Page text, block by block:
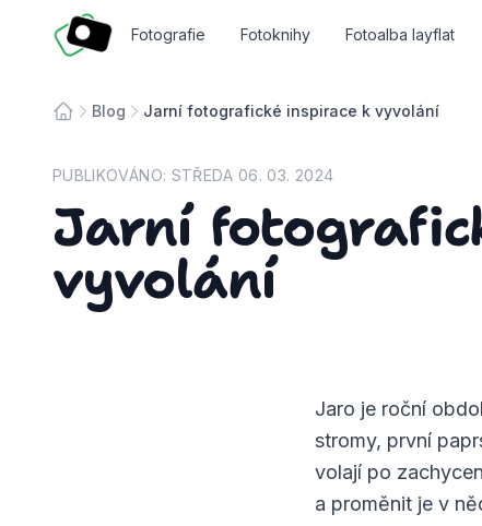
Fotosmart
Fotografie Fotoknihy Fotoalba layflat
Blog Jarní fotografické inspirace k vyvolání
PUBLIKOVÁNO: STŘEDA 06. 03. 2024
Jarní
vyvolání
Jaro je roční
stromy, první
volají po
a proměnit je v